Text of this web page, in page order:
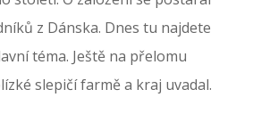
z Dánska. Dnes tu najdete
téma. Ještě na přelomu
slepičí farmě a kraj uvadal.